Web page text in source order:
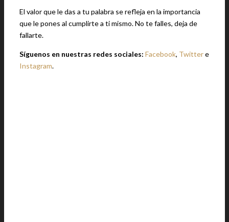
El valor que le das a tu palabra se refleja en la importancia
que le pones al cumplirte a ti mismo. No te falles, deja de
fallarte.
Síguenos en nuestras redes sociales: Facebook, Twittere
Instagram.